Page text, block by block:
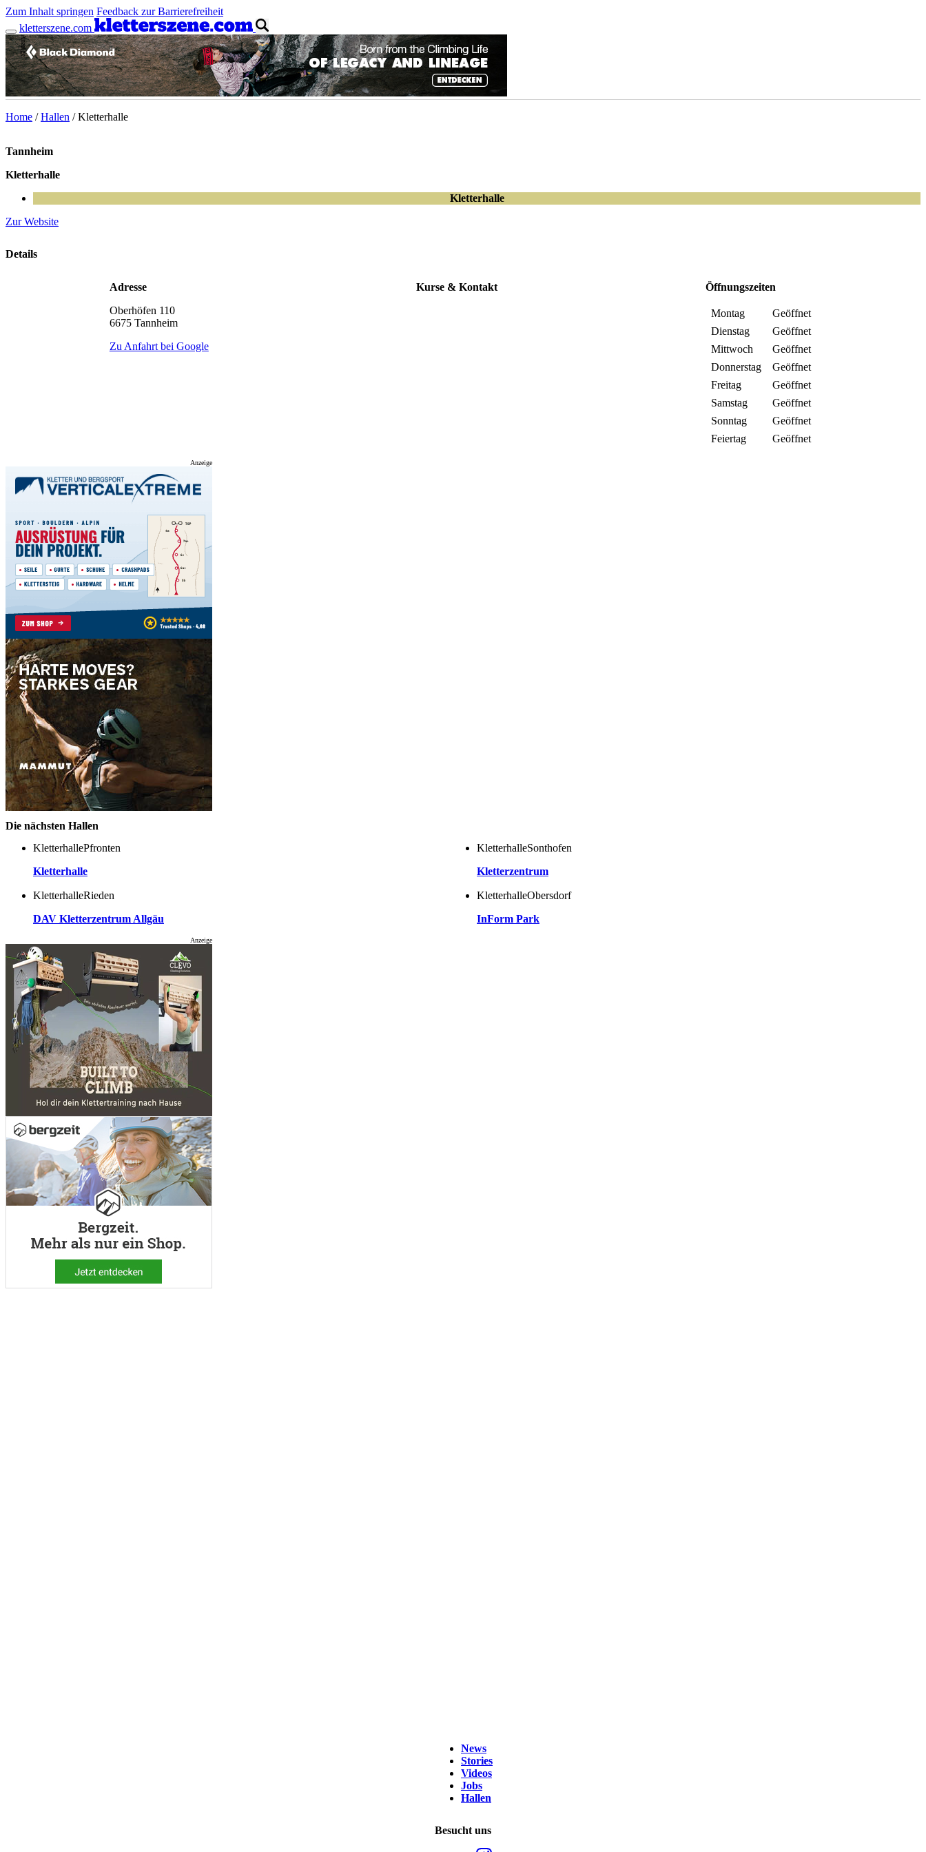
Zum Inhalt springen Feedback zur Barrierefreiheit
kletterszene.com
Anzeige
Home / Hallen / Kletterhalle
Tannheim
Kletterhalle
Kletterhalle
Zur Website
Details
Adresse
Oberhöfen 110
6675 Tannheim
Zu Anfahrt bei Google
Kurse & Kontakt Öffnungszeiten
Montag
Geöffnet
Dienstag
Geöffnet
Mittwoch
Geöffnet
Donnerstag
Geöffnet
Freitag
Geöffnet
Samstag
Geöffnet
Sonntag
Geöffnet
Feiertag
Geöffnet
Anzeige
Die nächsten Hallen
KletterhallePfronten
Kletterhalle
KletterhalleSonthofen
Kletterzentrum
KletterhalleRieden
DAV Kletterzentrum Allgäu
KletterhalleObersdorf
InForm Park
Anzeige
News
Stories
Videos
Jobs
Hallen
Besucht uns